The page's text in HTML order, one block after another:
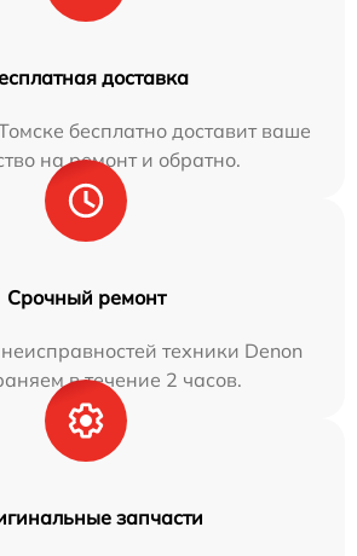
доставка
бесплатно доставит ваше
на ремонт и обратно.
Срочный ремонт
техники Denon
в течение 2 часов.
запчасти